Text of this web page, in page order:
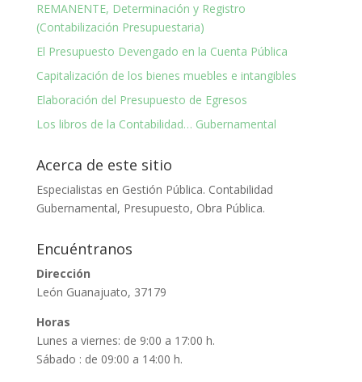
REMANENTE, Determinación y Registro
(Contabilización Presupuestaria)
El Presupuesto Devengado en la Cuenta Pública
Capitalización de los bienes muebles e intangibles
Elaboración del Presupuesto de Egresos
Los libros de la Contabilidad… Gubernamental
Acerca de este sitio
Especialistas en Gestión Pública. Contabilidad
Gubernamental, Presupuesto, Obra Pública.
Encuéntranos
Dirección
León Guanajuato, 37179
Horas
Lunes a viernes: de 9:00 a 17:00 h.
Sábado : de 09:00 a 14:00 h.